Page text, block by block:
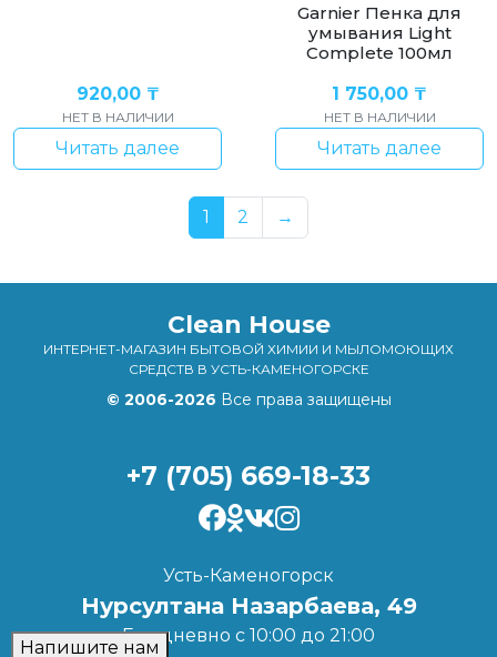
920,00 ₸
НЕТ В НАЛИЧИИ
Читать далее
Garnier Пенка для
умывания Light
Complete 100мл
1 750,00 ₸
НЕТ В НАЛИЧИИ
Читать далее
1 2 →
Clean House
ИНТЕРНЕТ-МАГАЗИН БЫТОВОЙ ХИМИИ И МЫЛОМОЮЩИХ
СРЕДСТВ В УСТЬ-КАМЕНОГОРСКЕ
© 2006-2026 Все права защищены
+7 (705) 669-18-33
Усть-Каменогорск
Нурсултана Назарбаева, 49
Ежедневно с 10:00 до 21:00
Напишите нам